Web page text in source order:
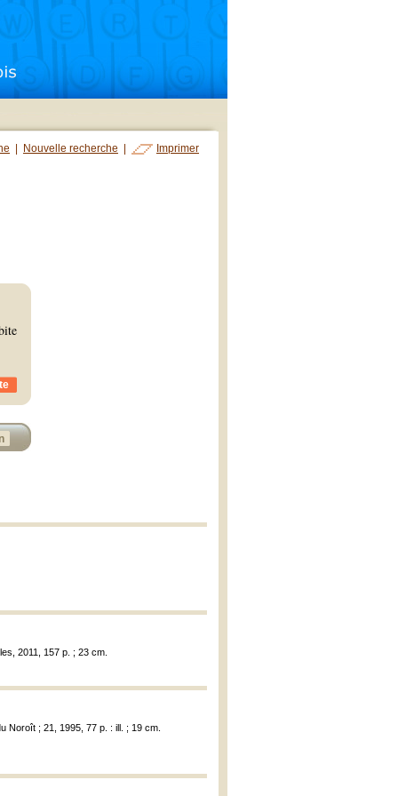
Nouvelle recherche Imprimer
2011, 157 p. ; 23 cm.
Noroît ; 21, 1995, 77 p. : ill. ; 19 cm.